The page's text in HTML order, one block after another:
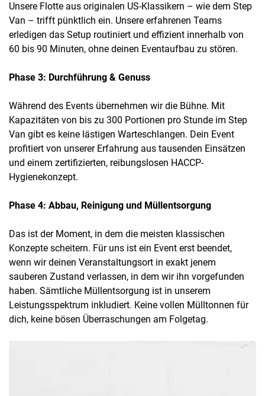
Unsere Flotte aus originalen US-Klassikern – wie dem Step
Van – trifft pünktlich ein. Unsere erfahrenen Teams
erledigen das Setup routiniert und effizient innerhalb von
60 bis 90 Minuten, ohne deinen Eventaufbau zu stören.
Phase 3: Durchführung & Genuss
Während des Events übernehmen wir die Bühne. Mit
Kapazitäten von bis zu 300 Portionen pro Stunde im Step
Van gibt es keine lästigen Warteschlangen. Dein Event
profitiert von unserer Erfahrung aus tausenden Einsätzen
und einem zertifizierten, reibungslosen HACCP-
Hygienekonzept.
Phase 4: Abbau, Reinigung und Müllentsorgung
Das ist der Moment, in dem die meisten klassischen
Konzepte scheitern. Für uns ist ein Event erst beendet,
wenn wir deinen Veranstaltungsort in exakt jenem
sauberen Zustand verlassen, in dem wir ihn vorgefunden
haben. Sämtliche Müllentsorgung ist in unserem
Leistungsspektrum inkludiert. Keine vollen Mülltonnen für
dich, keine bösen Überraschungen am Folgetag.